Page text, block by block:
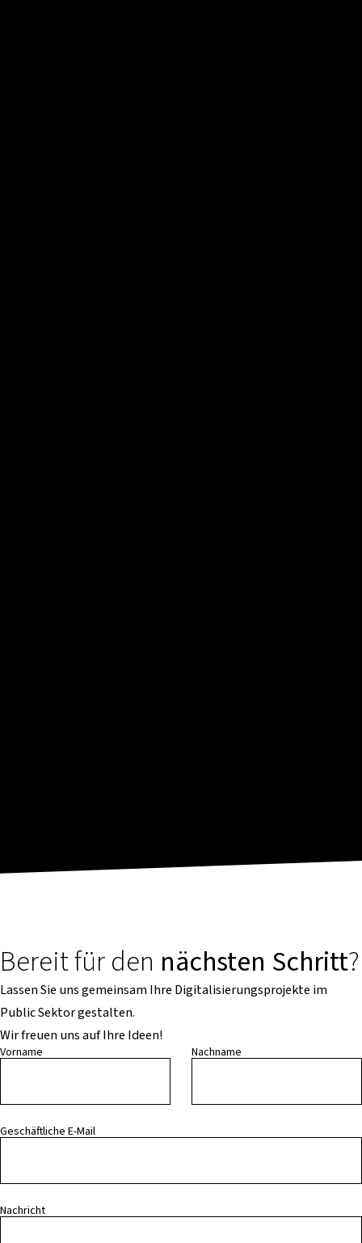
Bereit für den nächsten Schritt?
Lassen Sie uns gemeinsam Ihre Digitalisierungsprojekte im
Public Sektor gestalten.
Wir freuen uns auf Ihre Ideen!
Vorname Nachname
Geschäftliche E-Mail
Nachricht